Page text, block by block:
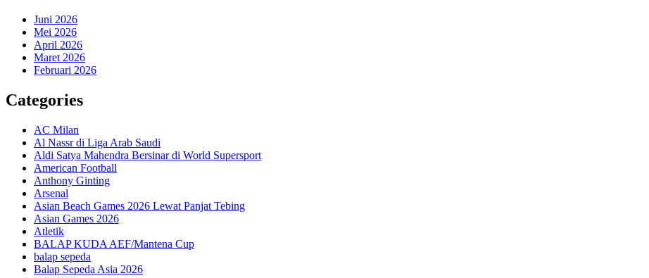
Juni 2026
Mei 2026
April 2026
Maret 2026
Februari 2026
Categories
AC Milan
Al Nassr di Liga Arab Saudi
Aldi Satya Mahendra Bersinar di World Supersport
American Football
Anthony Ginting
Arsenal
Asian Beach Games 2026 Lewat Panjat Tebing
Asian Games 2026
Atletik
BALAP KUDA AEF/Mantena Cup
balap sepeda
Balap Sepeda Asia 2026